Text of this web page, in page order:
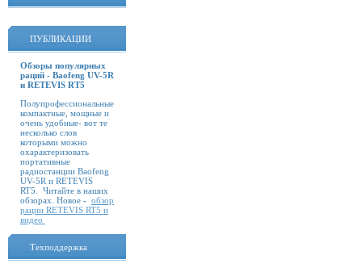
ПУБЛИКАЦИИ
Обзоры популярных
раций - Baofeng UV-5R
и RETEVIS RT5
Полупрофессиональные
компактные, мощные и
очень удобные- вот те
несколько слов
которыми можно
охарактеризовать
портативные
радиостанции Baofeng
UV-5R и RETEVIS
RT5. Читайте в наших
обзорах. Новое - обзор
рации RETEVIS RT5 и
видео
Техподдержка